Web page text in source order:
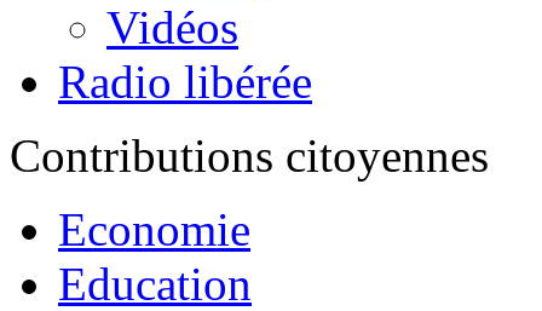
Vidéos
Radio libérée
Contributions citoyennes
Economie
Education